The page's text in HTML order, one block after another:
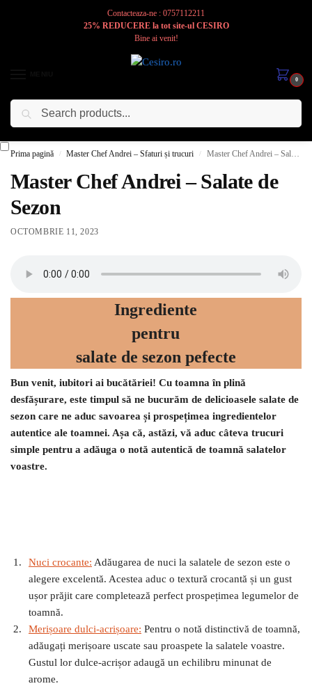
Contacteaza-ne : 0757112211
25% REDUCERE la tot site-ul CESIRO
Bine ai venit!
0
Cesiro
Prima pagină / Master Chef Andrei – Sfaturi și trucuri / Master Chef Andrei – Salate de Sezon
Master Chef Andrei – Salate de
Sezon
OCTOMBRIE 11, 2023
Ingrediente
pentru
salate de sezon pefecte
Bun venit, iubitori ai bucătăriei! Cu toamna în plină
desfășurare, este timpul să ne bucurăm de delicioasele salate de
sezon care ne aduc savoarea și prospețimea ingredientelor
autentice ale toamnei. Așa că, astăzi, vă aduc câteva trucuri
simple pentru a adăuga o notă autentică de toamnă salatelor
voastre.
Nuci crocante: Adăugarea de nuci la salatele de sezon este o
alegere excelentă. Acestea aduc o textură crocantă și un gust
ușor prăjit care completează perfect prospețimea legumelor de
toamnă.
Merișoare dulci-acrișoare: Pentru o notă distinctivă de toamnă,
adăugați merișoare uscate sau proaspete la salatele voastre.
Gustul lor dulce-acrișor adaugă un echilibru minunat de
arome.